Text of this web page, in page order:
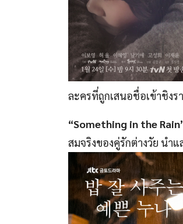
ละครที่ถูกเสนอชื่อเข้าชิงร
“Something in the
สมจริงของคู่รักต่างวัย นำแ